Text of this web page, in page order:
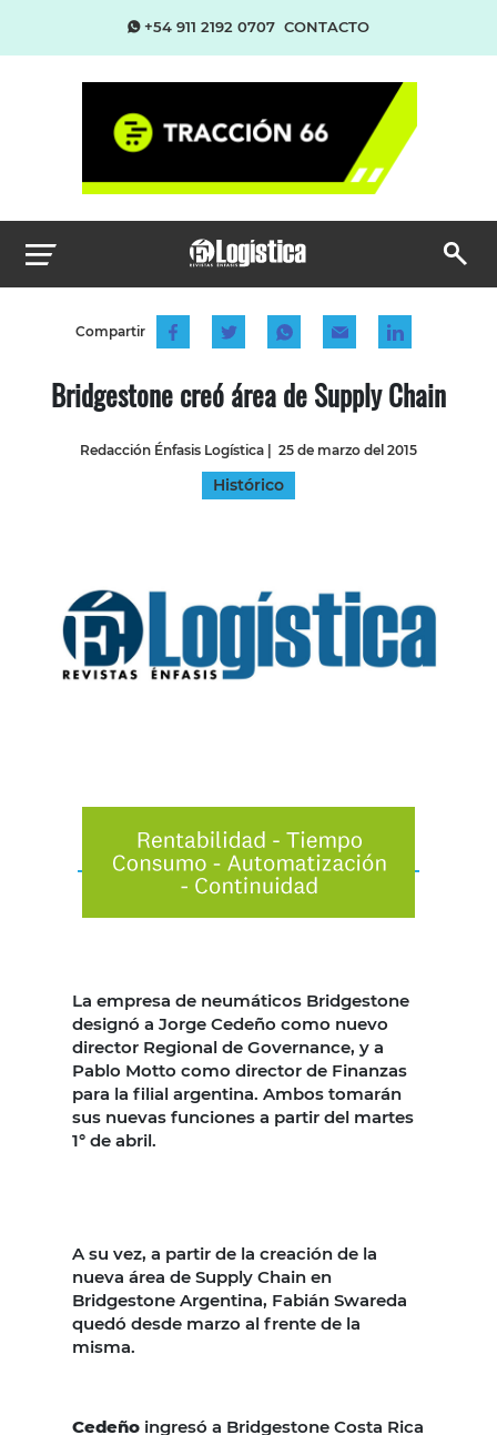
+54 911 2192 0707 CONTACTO
Compartir
Bridgestone creó área de Supply Chain
Redacción Énfasis Logística | 25 de marzo del 2015
Histórico
La empresa de neumáticos Bridgestone
designó a Jorge Cedeño como nuevo
director Regional de Governance, y a
Pablo Motto como director de Finanzas
para la filial argentina. Ambos tomarán
sus nuevas funciones a partir del martes
1° de abril.
A su vez, a partir de la creación de la
nueva área de Supply Chain en
Bridgestone Argentina, Fabián Swareda
quedó desde marzo al frente de la
misma.
Cedeño ingresó a Bridgestone Costa Rica